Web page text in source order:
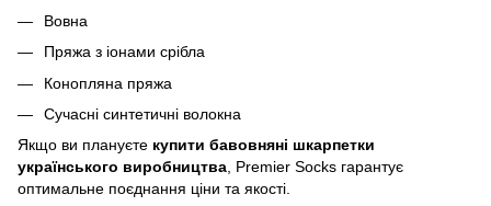
Вовна
Пряжа з іонами срібла
Конопляна пряжа
Сучасні синтетичні волокна
Якщо ви плануєте купити бавовняні шкарпетки
українського виробництва, Premier Socks гарантує
оптимальне поєднання ціни та якості.